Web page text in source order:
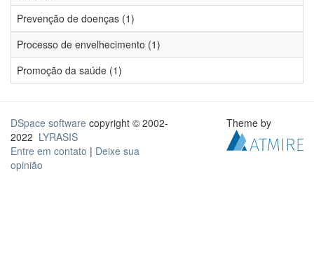
Prevenção de doenças (1)
Processo de envelhecimento (1)
Promoção da saúde (1)
DSpace software copyright © 2002-
2022 LYRASIS
Entre em contato | Deixe sua
opinião
Theme by